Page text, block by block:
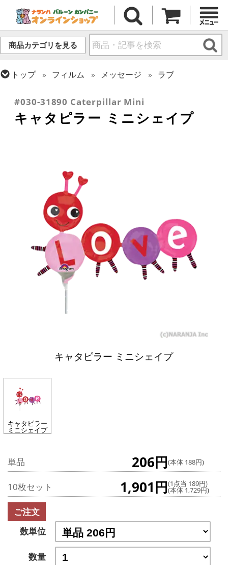
商品カテゴリを見る
トップ フィルム メッセージ
ラブ
バレンタイン
#030-31890 Caterpillar Mini
キャタピラー ミニシェイプ
キャタピラー ミニシェイプ
キャタピラー
ミニシェイプ
単品 206円(本体 188円)
10枚セット 1,901円(1点当 189円)
(本体 1,729円)
ご注文
数単位
数量